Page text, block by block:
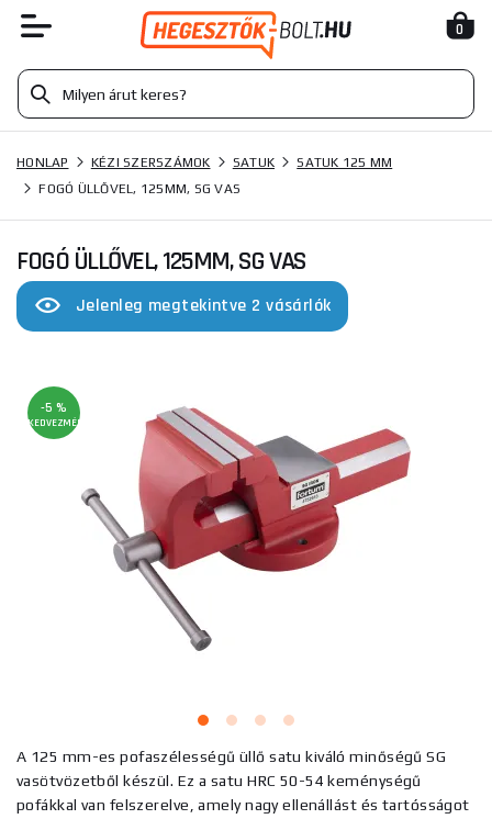
0
HONLAP KÉZI SZERSZÁMOK SATUK
SATUK 125 MM
FOGÓ ÜLLŐVEL, 125MM, SG VAS
FOGÓ ÜLLŐVEL, 125MM, SG VAS
Jelenleg megtekintve 2 vásárlók
-5 %
KEDVEZMÉNY
A 125 mm-es pofaszélességű üllő satu kiváló minőségű SG
vasötvözetből készül. Ez a satu HRC 50-54 keménységű
pofákkal van felszerelve, amely nagy ellenállást és tartósságot